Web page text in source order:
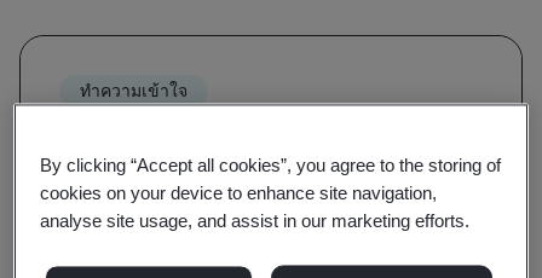
ทำความเข้าใจ
กำหนดของมาตรฐาน
คุณจะได้รับการแนะนำเกี่ยวกับคำ คำนิยาม และ
รากฐานของมาตรฐานที่สำคัญในหลักสูตรความ
By clicking “Accept all cookies”, you agree to the storing of
cookies on your device to enhance site navigation,
analyse site usage, and assist in our marketing efforts.